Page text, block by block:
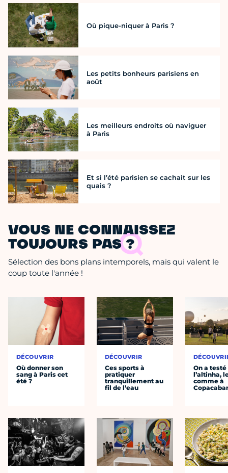
Où pique-niquer à Paris ?
Les petits bonheurs parisiens en
août
Les meilleurs endroits où naviguer
à Paris
Et si l’été parisien se cachait sur les
quais ?
VOUS NE CONNAISSEZ
TOUJOURS PAS ?
Sélection des bons plans intemporels, mais qui valent le
coup toute l'année !
DÉCOUVRIR
Où donner son
sang à Paris cet
été ?
DÉCOUVRIR
Ces sports à
pratiquer
tranquillement au
fil de l’eau
On a testé
l’altinha,
comme à